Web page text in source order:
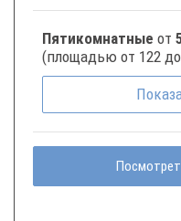
Пятикомнатные от
(площадью от 122